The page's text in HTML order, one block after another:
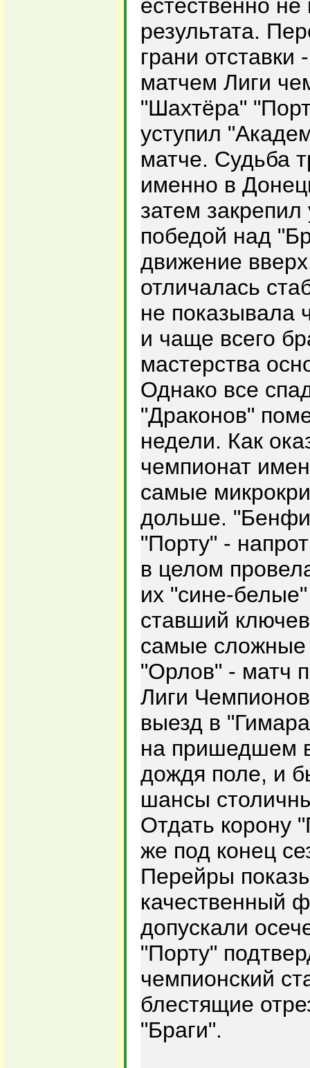
естественно не
результата.
грани
матчем Лиги
"Шахтёра"
уступил
матче. Судьба
именно в
затем
победой над
движение
отличалась
не показывала
и чаще всего
мастерства
Однако все
"Драконов"
недели. Как
чемпионат
самые
дольше.
"Порту" -
в целом
их "сине-
ставший
самые сложные
"Орлов" - матч
Лиги
выезд в
на пришедшем
дождя поле, и
шансы
Отдать корону
же под конец
Перейры
качественный
допускали
"Порту"
чемпионский
блестящие
"Браги".